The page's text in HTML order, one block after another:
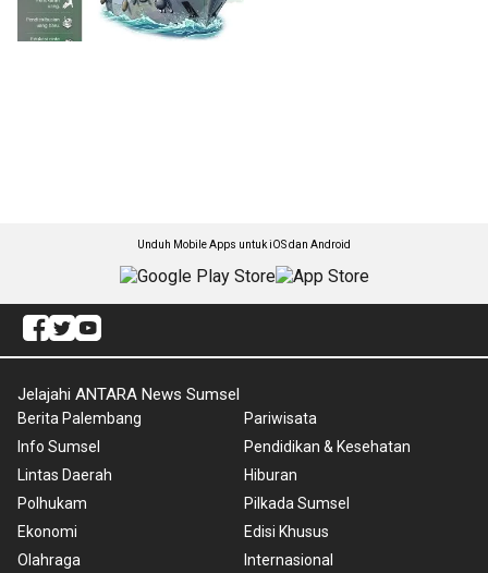
Unduh Mobile Apps untuk iOS dan Android
Jelajahi ANTARA News Sumsel
Berita Palembang
Info Sumsel
Lintas Daerah
Polhukam
Ekonomi
Olahraga
Pariwisata
Pendidikan & Kesehatan
Hiburan
Pilkada Sumsel
Edisi Khusus
Internasional